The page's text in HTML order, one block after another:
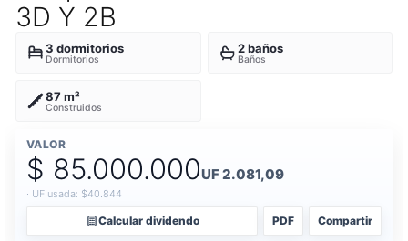
3D Y 2B
3 dormitorios
Dormitorios
2 baños
Baños
87 m²
Construidos
VALOR
$ 85.000.000UF 2.081,09
· UF usada: $40.844
Calcular dividendo PDF Compartir